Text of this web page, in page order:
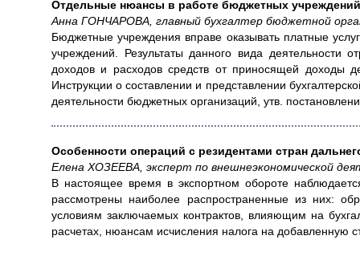
Отдельные нюансы в работе бюджетных учреждений
Анна ГОНЧАРОВА, главный бухгалтер бюджетной
Бюджетные учреждения вправе оказывать платные
учреждений. Результаты данного вида
доходов и расходов средств от приносящей доходы
Инструкции о составлении и представлении
деятельности бюджетных организаций, утв.
Особенности операций с резидентами стран
Елена ХОЗЕЕВА, эксперт по внешнеэкономической
В настоящее время в экспортном обороте
рассмотрены наиболее распространенные из них:
условиям заключаемых контрактов, влияющим на
расчетах, нюансам исчисления налога на добавленную